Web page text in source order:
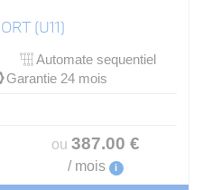
(U11)
Automate sequentiel
Garantie 24 mois
ou 387.00 €
/ mois i